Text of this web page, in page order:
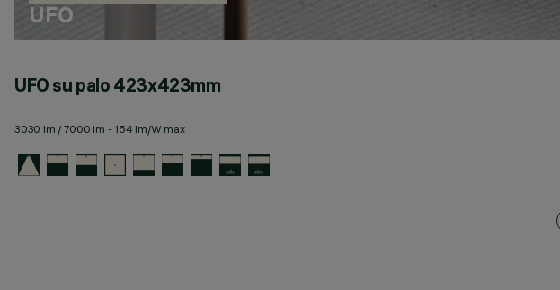
UFO
UFO su palo 423x423mm
3030 lm / 7000 lm - 154 lm/W max